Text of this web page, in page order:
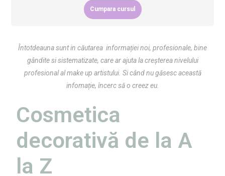
Cumpara cursul
Întotdeauna sunt in căutarea informației noi, profesionale, bine
gândite si sistematizate, care ar ajuta la creșterea nivelului
profesional al make up artistului. Si când nu găsesc această
infomație, încerc să o creez eu.
Cosmetica
decorativă de la A
la Z